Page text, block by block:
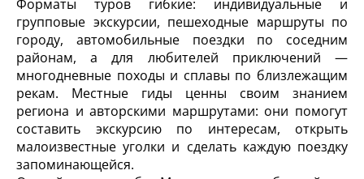
Форматы туров гибкие: индивидуальные и
групповые экскурсии, пешеходные маршруты по
городу, автомобильные поездки по соседним
районам, а для любителей приключений —
многодневные походы и сплавы по близлежащим
рекам. Местные гиды ценны своим знанием
региона и авторскими маршрутами: они помогут
составить экскурсию по интересам, открыть
малоизвестные уголки и сделать каждую поездку
запоминающейся.